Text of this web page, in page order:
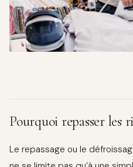
Pourquoi repasser les
Le repassage ou le